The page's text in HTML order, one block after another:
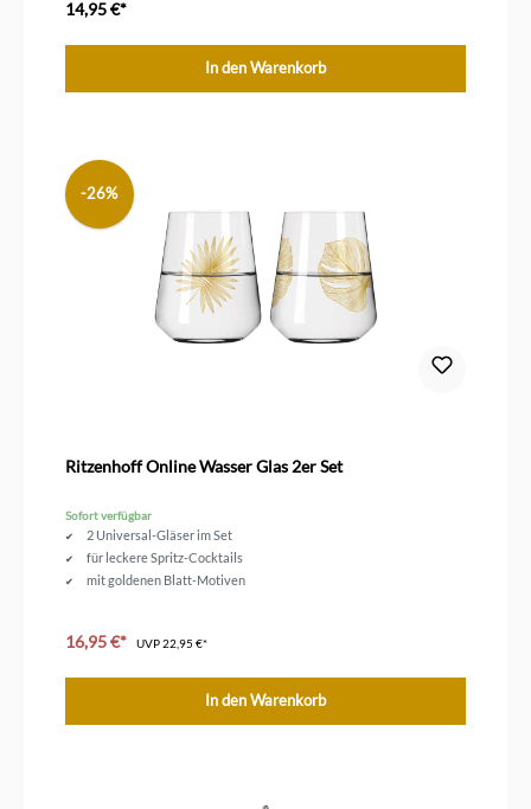
14,95 €*
In den Warenkorb
-26%
Ritzenhoff Online Wasser Glas 2er Set
Sofort verfügbar
2 Universal-Gläser im Set
für leckere Spritz-Cocktails
mit goldenen Blatt-Motiven
16,95 €* UVP22,95 €*
In den Warenkorb